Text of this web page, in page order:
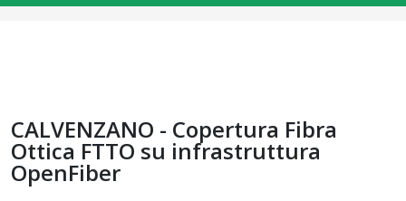
CALVENZANO - Copertura Fibra
Ottica FTTO su infrastruttura
OpenFiber